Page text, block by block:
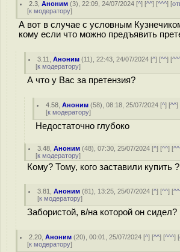
2.3 ,Аноним (3), 22:09, 24/07/2024 [^] [^^] [^^^] [
[к модератору]
А вот в случае с условным
кому если что можно предъявить
3.11 ,Аноним (11), 22:43, 24/07/2024 [^] [^^] [
[к модератору]
А что у Вас за претензия?
4.58 ,Аноним (58), 08:18, 25/07/2024 [^] [^^]
[к модератору]
Недостаточно глубоко
3.48 ,Аноним (48), 07:30, 25/07/2024 [^] [^^] [
[к модератору]
Кому? Тому, кого заставили купить ?
3.81 ,Аноним (81), 13:25, 25/07/2024 [^] [^^] [
[к модератору]
Забористой, в/на которой он сидел?
2.20 ,Аноним (20), 00:01, 25/07/2024 [^] [^^] [^^^] [
[к модератору]